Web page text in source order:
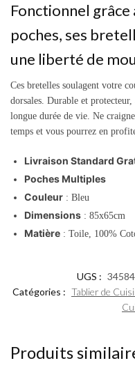
Fonctionnel grâce
poches, ses
une liberté de
Ces bretelles soulagent votre
dorsales. Durable et protecteur,
longue durée de vie. Ne
temps et vous pourrez en
Livraison Standard
Poches Multiples
Couleur : Bleu
Dimensions : 85x65cm
Matière : Toile, 100%
UGS :
Catégories : Tablier de
Produits